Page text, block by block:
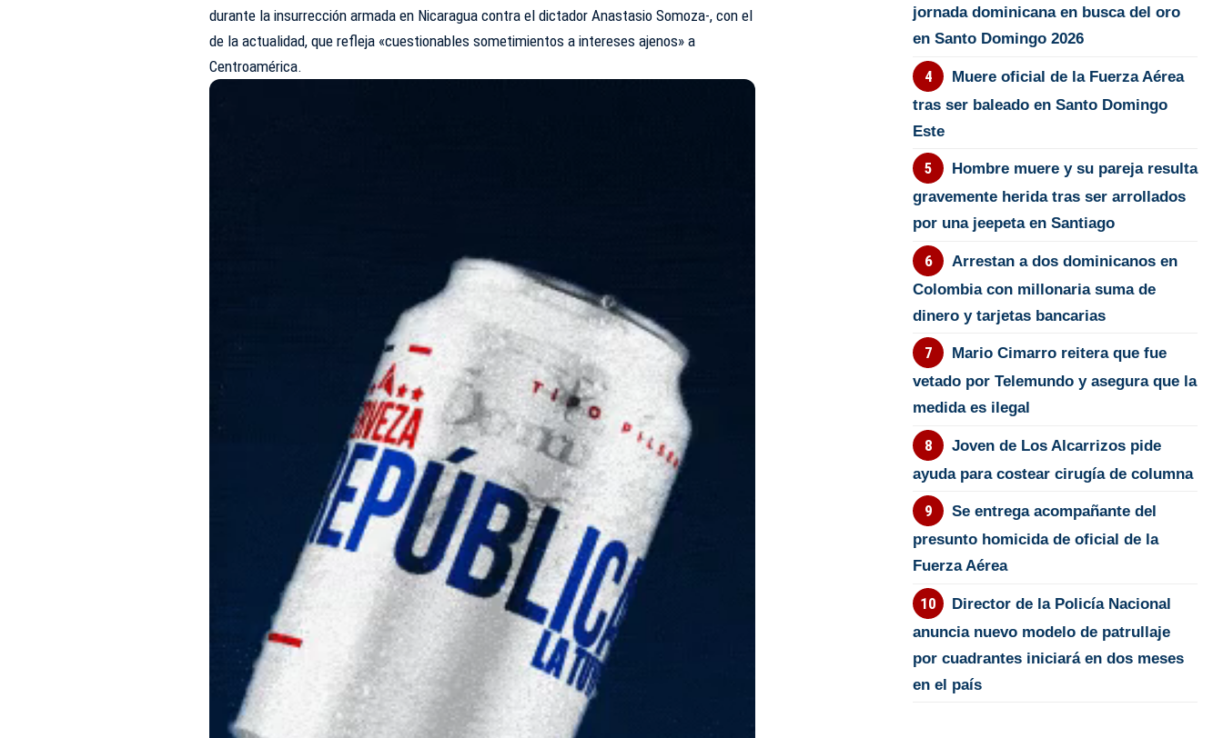
durante la insurrección armada en Nicaragua contra el dictador Anastasio Somoza-, con el
de la actualidad, que refleja «cuestionables sometimientos a intereses ajenos» a
Centroamérica.
jornada dominicana en busca del oro
en Santo Domingo 2026
Muere oficial de la Fuerza Aérea
tras ser baleado en Santo Domingo
Este
Hombre muere y su pareja resulta
gravemente herida tras ser arrollados
por una jeepeta en Santiago
Arrestan a dos dominicanos en
Colombia con millonaria suma de
dinero y tarjetas bancarias
Mario Cimarro reitera que fue
vetado por Telemundo y asegura que la
medida es ilegal
Joven de Los Alcarrizos pide
ayuda para costear cirugía de columna
Se entrega acompañante del
presunto homicida de oficial de la
Fuerza Aérea
Director de la Policía Nacional
anuncia nuevo modelo de patrullaje
por cuadrantes iniciará en dos meses
en el país